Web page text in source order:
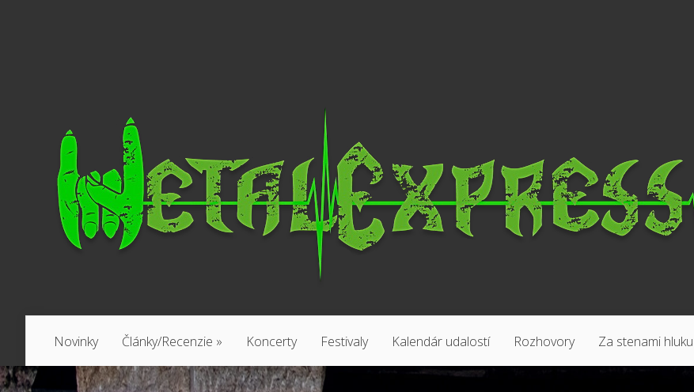
Novinky Články/Recenzie » Koncerty Festivaly Kalendár udalostí Rozhovory Za stenami hluku